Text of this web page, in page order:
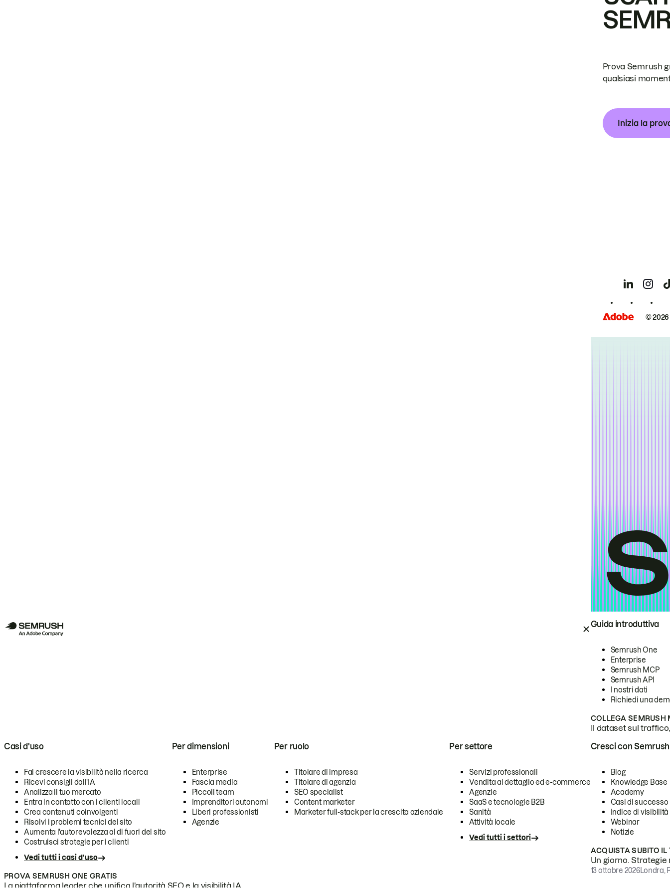
Guida introduttiva
Semrush One
Enterprise
Semrush MCP
Semrush API
I nostri dati
Richiedi una
COLLEGA SEMRUSH
Il dataset sul
Casi d'uso
Fai crescere la visibilità nella ricerca
Ricevi consigli dall'IA
Analizza il tuo mercato
Entra in contatto con i clienti locali
Crea contenuti coinvolgenti
Risolvi i problemi tecnici del sito
Aumenta l'autorevolezza al di fuori del sito
Costruisci strategie per i clienti
Vedi tutti i casi d'uso
Per dimensioni
Enterprise
Fascia media
Piccoli team
Imprenditori autonomi
Liberi professionisti
Agenzie
Per ruolo
Titolare di impresa
Titolare di agenzia
SEO specialist
Content marketer
Marketer full-stack per la crescita aziendale
Per settore
Servizi professionali
Vendita al dettaglio ed e-commerce
Agenzie
SaaS e tecnologie B2B
Sanità
Attività locale
Vedi tutti i settori
PROVA SEMRUSH ONE GRATIS
La piattaforma leader che unifica l'autorità SEO e la visibilità IA.
Cresci con Semrush
Blog
Knowledge Base
Academy
Casi di successo
Indice di visibilità
Webinar
Notizie
ACQUISTA SUBITO IL
Un giorno.
13 ottobre 2026Londra,
Prova Semrush
qualsiasi
Inizia la
©